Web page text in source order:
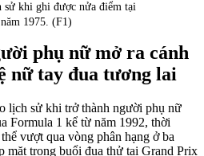
sử khi ghi được nửa điểm tại
1975. (F1)
phụ nữ mở ra cánh
nữ tay đua tương lai
lịch sử khi trở thành người phụ nữ
Formula 1 kể từ năm 1992, thời
vượt qua vòng phân hạng ở ba
mặt trong buổi đua thử tại Grand Prix